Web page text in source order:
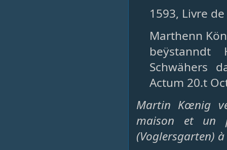
1593, Livre
Marthenn
beÿstanndt
Schwähers
Actum 20.t
Martin Kœnig
maison et un
(Voglersgarten) à